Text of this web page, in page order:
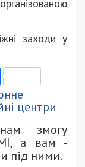
заходи у
центри
змогу
а вам -
під ними.